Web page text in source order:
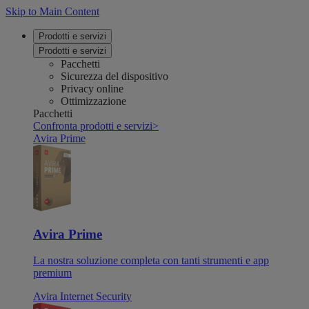
Skip to Main Content
Prodotti e servizi
Prodotti e servizi
Pacchetti
Sicurezza del dispositivo
Privacy online
Ottimizzazione
Pacchetti
Confronta prodotti e servizi>
Avira Prime
Avira Prime
La nostra soluzione completa con tanti strumenti e app
premium
Avira Internet Security